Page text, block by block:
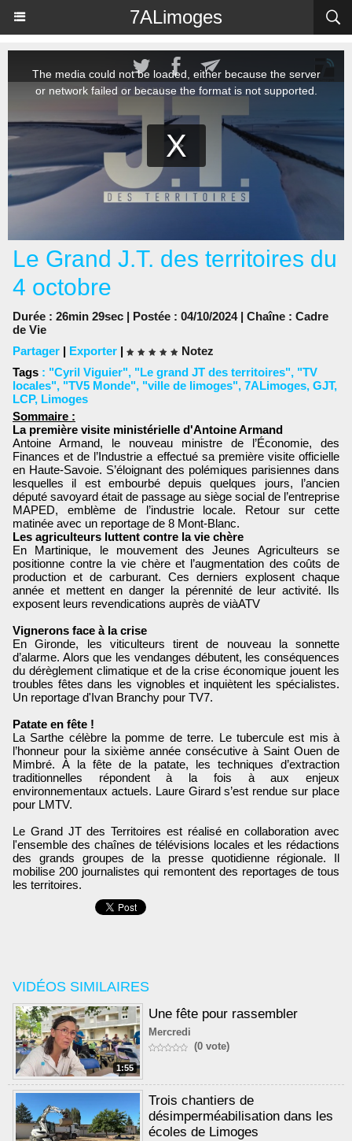
7ALimoges
VIDÉOS SIMILAIRES
1:55
Une fête pour rassembler
Mercredi
(0 vote)
Trois chantiers de
désimperméabilisation dans les
écoles de Limoges
Le Grand J.T. des territoires du
4 octobre
Durée : 26min 29sec | Postée : 04/10/2024 | Chaîne : Cadre
de Vie
Partager | Exporter |
Notez
Tags : "Cyril Viguier", "Le grand JT des territoires", "TV
locales", "TV5 Monde", "ville de limoges", 7ALimoges, GJT,
LCP, Limoges
Sommaire :
La première visite ministérielle d'Antoine Armand
Antoine Armand, le nouveau ministre de l’Économie, des
Finances et de l’Industrie a effectué sa première visite officielle
en Haute-Savoie. S’éloignant des polémiques parisiennes dans
lesquelles il est embourbé depuis quelques jours, l’ancien
député savoyard était de passage au siège social de l’entreprise
MAPED, emblème de l’industrie locale. Retour sur cette
matinée avec un reportage de 8 Mont-Blanc.
Les agriculteurs luttent contre la vie chère
En Martinique, le mouvement des Jeunes Agriculteurs se
positionne contre la vie chère et l’augmentation des coûts de
production et de carburant. Ces derniers explosent chaque
année et mettent en danger la pérennité de leur activité. Ils
exposent leurs revendications auprès de viàATV
Vignerons face à la crise
En Gironde, les viticulteurs tirent de nouveau la sonnette
d’alarme. Alors que les vendanges débutent, les conséquences
du dérèglement climatique et de la crise économique jouent les
troubles fêtes dans les vignobles et inquiètent les spécialistes.
Un reportage d'Ivan Branchy pour TV7.
Patate en fête !
La Sarthe célèbre la pomme de terre. Le tubercule est mis à
l’honneur pour la sixième année consécutive à Saint Ouen de
Mimbré. À la fête de la patate, les techniques d’extraction
traditionnelles répondent à la fois à aux enjeux
environnementaux actuels. Laure Girard s’est rendue sur place
pour LMTV.
Le Grand JT des Territoires est réalisé en collaboration avec
l'ensemble des chaînes de télévisions locales et les rédactions
des grands groupes de la presse quotidienne régionale. Il
mobilise 200 journalistes qui remontent des reportages de tous
les territoires.